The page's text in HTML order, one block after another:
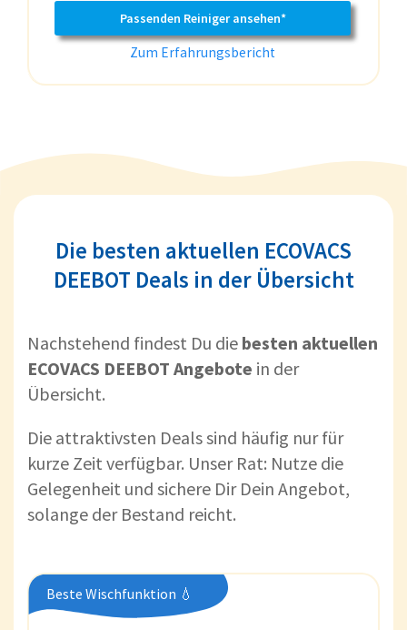
Passenden Reiniger ansehen*
Zum Erfahrungsbericht
Die besten aktuellen ECOVACS
DEEBOT Deals in der Übersicht
Nachstehend findest Du die besten aktuellen
ECOVACS DEEBOT Angebote in der
Übersicht.
Die attraktivsten Deals sind häufig nur für
kurze Zeit verfügbar. Unser Rat: Nutze die
Gelegenheit und sichere Dir Dein Angebot,
solange der Bestand reicht.
Beste Wischfunktion 💧